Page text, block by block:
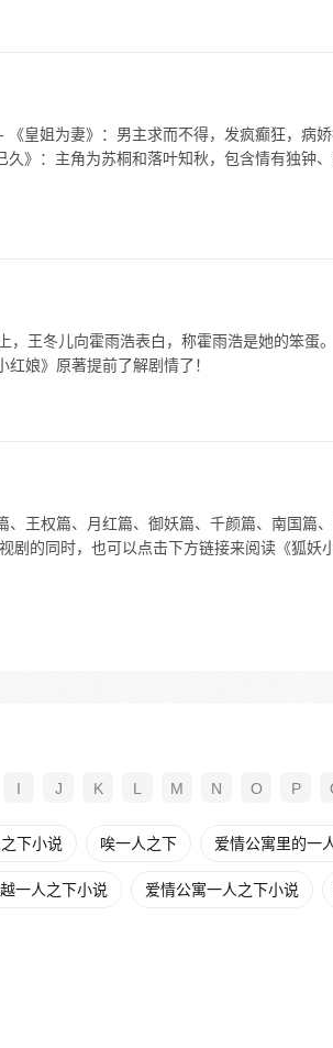
皇姐为妻》：男主求而不得，发疯癫狂，病
》：主角为苏桐和落叶知秋，包含情有独钟、
，王冬儿向霍雨浩表白，称霍雨浩是她的笨蛋
娘》原著提前了解剧情了！
、王权篇、月红篇、御妖篇、千颜篇、南国篇
剧的同时，也可以点击下方链接来阅读《狐妖
I J K L M N O P
下小说 唉一人之下 爱情公寓里的一
一人之下小说 爱情公寓一人之下小说